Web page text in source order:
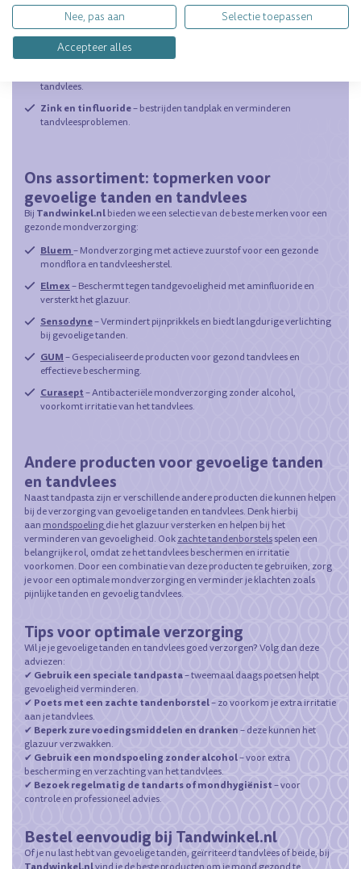
blokkeren.
Fluoride– versterkt het glazuur en voorkomt verdere slijtage.
Hydroxyapatiet– herstelt en beschermt het tandoppervlak.
tandvlees.
Zink en tinfluoride– bestrijden tandplak en verminderen
tandvleesproblemen.
Ons assortiment: topmerken voor
gevoelige tanden en tandvlees
Bij Tandwinkel.nlbieden we een selectie van de beste merken voor een
gezonde mondverzorging:
Bluem– Mondverzorging met actieve zuurstof voor een gezonde
mondflora en tandvleesherstel.
Elmex– Beschermt tegen tandgevoeligheid met aminfluoride en
versterkt het glazuur.
Sensodyne– Vermindert pijnprikkels en biedt langdurige verlichting
bij gevoelige tanden.
GUM– Gespecialiseerde producten voor gezond tandvlees en
effectieve bescherming.
Curasept– Antibacteriële mondverzorging zonder alcohol,
voorkomt irritatie van het tandvlees.
Andere producten voor gevoelige tanden
en tandvlees
Naast tandpasta zijn er verschillende andere producten die kunnen helpen
bij de verzorging van gevoelige tanden en tandvlees. Denk hierbij
aan mondspoelingdie het glazuur versterken en helpen bij het
verminderen van gevoeligheid. Ookzachte tandenborstelsspelen een
belangrijke rol, omdat ze het tandvlees beschermen en irritatie
voorkomen. Door een combinatie van deze producten te gebruiken, zorg
je voor een optimale mondverzorging en verminder je klachten zoals
pijnlijke tanden en gevoelig tandvlees.
Tips voor optimale verzorging
Wil je je gevoelige tanden en tandvlees goed verzorgen? Volg dan deze
adviezen:
✔ Gebruik een speciale tandpasta– tweemaal daags poetsen helpt
gevoeligheid verminderen.
✔ Poets met een zachte tandenborstel– zo voorkom je extra irritatie
aan je tandvlees.
✔ Beperk zure voedingsmiddelen en dranken– deze kunnen het
glazuur verzwakken.
✔ Gebruik een mondspoeling zonder alcohol– voor extra
bescherming en verzachting van het tandvlees.
✔ Bezoek regelmatig de tandarts of mondhygiënist– voor
controle en professioneel advies.
Bestel eenvoudig bij Tandwinkel.nl
Of je nu last hebt van gevoelige tanden, geïrriteerd tandvlees of beide, bij
Nee, pas aan
Selectie toepassen
Accepteer alles